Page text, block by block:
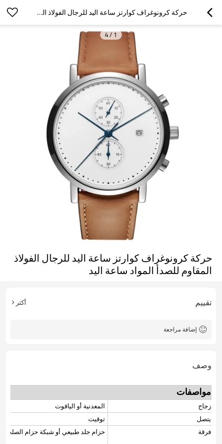
حركة كرونوغراف كوارتز ساعة اليد للرجال الفولاذ المقاوم للصدأ المواد ساعة اليد
1
/
4
حركة كرونوغراف كوارتز ساعة اليد للرجال الفولاذ
المقاوم للصدأ المواد ساعة اليد
تقييم أكثر
إضافة مراجعة
وصف
مواصفات
زجاج
المعدنية أو الياقوت
يتصل
توقيت
فرقة
حزام جلد طبيعي أو شبكة حزام الصلب